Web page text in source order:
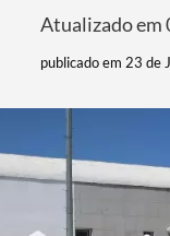
Atualizado
publicado em 23 de